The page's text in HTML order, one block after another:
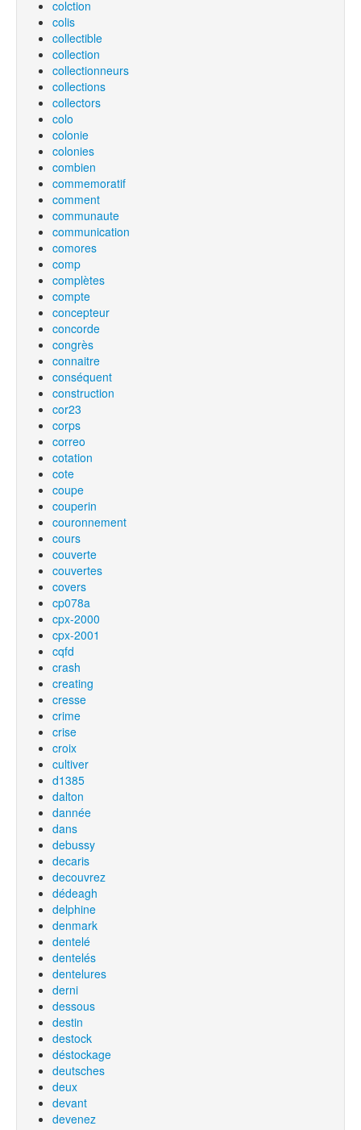
colction
colis
collectible
collection
collectionneurs
collections
collectors
colo
colonie
colonies
combien
commemoratif
comment
communaute
communication
comores
comp
complètes
compte
concepteur
concorde
congrès
connaitre
conséquent
construction
cor23
corps
correo
cotation
cote
coupe
couperin
couronnement
cours
couverte
couvertes
covers
cp078a
cpx-2000
cpx-2001
cqfd
crash
creating
cresse
crime
crise
croix
cultiver
d1385
dalton
dannée
dans
debussy
decaris
decouvrez
dédeagh
delphine
denmark
dentelé
dentelés
dentelures
derni
dessous
destin
destock
déstockage
deutsches
deux
devant
devenez